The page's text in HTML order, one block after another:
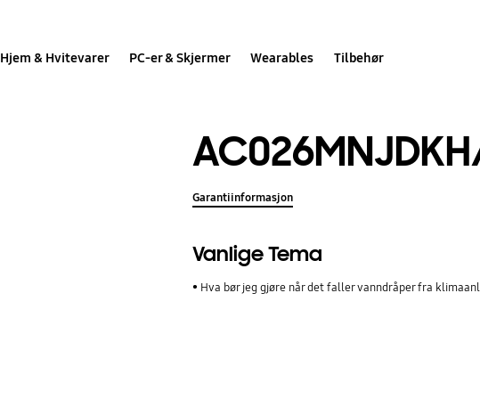
Hjem & Hvitevarer PC-er & Skjermer Wearables Tilbehør
Garantiinformasjon
Vanlige Tema
Hva bør jeg gjøre når det faller vanndråper fra